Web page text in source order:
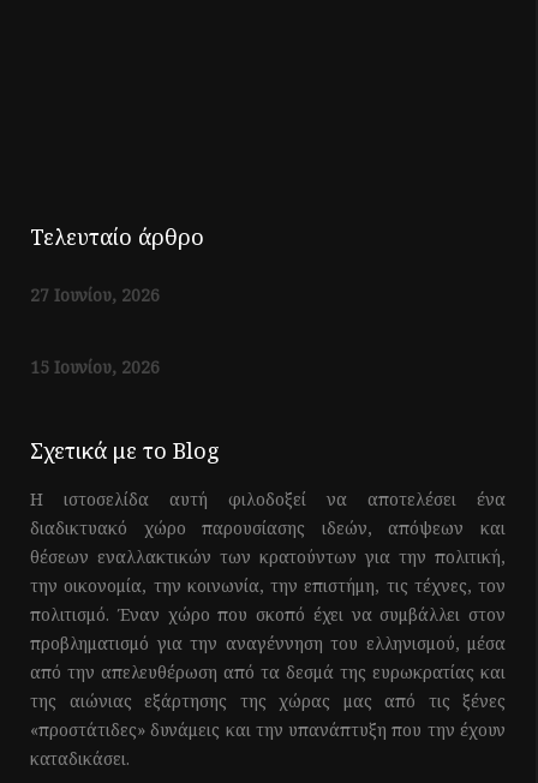
Τελευταίο άρθρο
27 Ιουνίου, 2026
15 Ιουνίου, 2026
Σχετικά με το Blog
Η ιστοσελίδα αυτή φιλοδοξεί να αποτελέσει ένα
διαδικτυακό χώρο παρουσίασης ιδεών, απόψεων και
θέσεων εναλλακτικών των κρατούντων για την πολιτική,
την οικονομία, την κοινωνία, την επιστήμη, τις τέχνες, τον
πολιτισμό. Έναν χώρο που σκοπό έχει να συμβάλλει στον
προβληματισμό για την αναγέννηση του ελληνισμού, μέσα
από την απελευθέρωση από τα δεσμά της ευρωκρατίας και
της αιώνιας εξάρτησης της χώρας μας από τις ξένες
«προστάτιδες» δυνάμεις και την υπανάπτυξη που την έχουν
καταδικάσει.